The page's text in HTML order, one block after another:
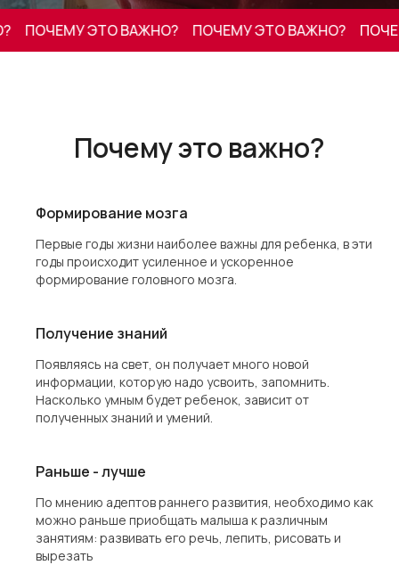
ПОЧЕМУ ЭТО ВАЖНО? ПОЧЕМУ ЭТО ВАЖНО?
Почему это важно?
Формирование мозга
Первые годы жизни наиболее важны для ребенка, в эти
годы происходит усиленное и ускоренное
формирование головного мозга.
Получение знаний
Появляясь на свет, он получает много новой
информации, которую надо усвоить, запомнить.
Насколько умным будет ребенок, зависит от
полученных знаний и умений.
Раньше - лучше
По мнению адептов раннего развития, необходимо как
можно раньше приобщать малыша к различным
занятиям: развивать его речь, лепить, рисовать и
вырезать